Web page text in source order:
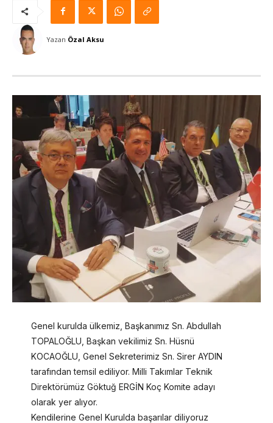
Yazan Özal Aksu
Genel kurulda ülkemiz, Başkanımız Sn. Abdullah
TOPALOĞLU, Başkan vekilimiz Sn. Hüsnü
KOCAOĞLU, Genel Sekreterimiz Sn. Sirer AYDIN
tarafından temsil ediliyor. Milli Takımlar Teknik
Direktörümüz Göktuğ ERGİN Koç Komite adayı
olarak yer alıyor.
Kendilerine Genel Kurulda başarılar diliyoruz